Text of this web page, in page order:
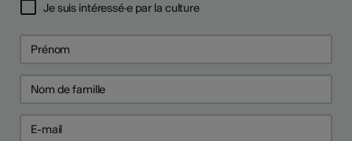
Je suis intéressé·e par la culture